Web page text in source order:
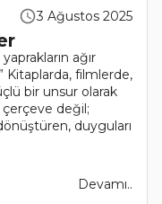
3 Ağustos 2025
ağır
Kitaplarda, filmlerde,
bir unsur olarak
çerçeve değil;
duyguları
Devamı..